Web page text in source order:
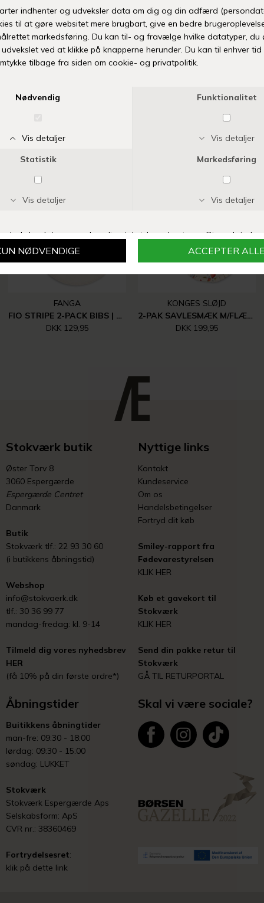
TILFØJ TIL ØNSKESKYEN
Vi anbefaler også
FANGA
DKK 129,95
KONGES SLØJD
DKK 199,95
Stokværk butik
Øster Torv 8
3060 Espergærde
Espergærde Centret
Danmark
Butik
Stokværk tlf.: 22 93 30 60
(i butikkens åbningstid)
Webshop
info@stokvaerk.dk
tlf.: 30 36 99 77
mandag-fredag: kl. 9-14
Tilmeld dig vores nyhedsbrev
HER
(få 10% på din første ordre*)
Nyttige links
Kontakt
Kundeservice
Om os
Handelsbetingelser
Fortryd dit køb
Smiley-rapport fra
Fødevarestyrelsen
KLIK HER
Køb et gavekort til
Stokværk
KLIK HER
Send din pakke retur til
Stokværk
GÅ TIL RETURPORTAL
Åbningstider
Buitikkens åbningtider
man-fre: 09:30 - 18:00
lørdag: 09:30 - 15:00
søndag: LUKKET
Stokværk
Stokværk Espergærde Aps
Selskabsform: ApS
CVR nr.: 38360469
Fortrydelsesret:
klik på dette link
Skal vi være sociale?